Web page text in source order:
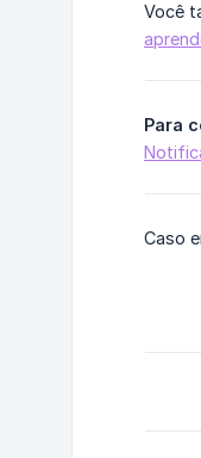
Você
Para
Caso